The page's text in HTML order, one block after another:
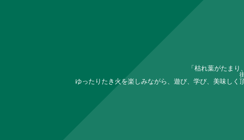
「枯れ葉がたま
ゆったりたき火を楽しみながら、遊び、学び、美味しく